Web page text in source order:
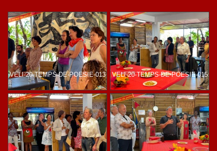
VELI-20-TEMPS-DE-POESIE-013 VELI-20-TEMPS-DE-POESIE-015